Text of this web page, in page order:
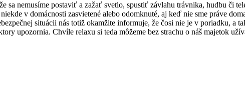
sa nemusíme postaviť a zažať svetlo, spustiť závlahu trávnika, hudbu či
v domácnosti zasvietené alebo odomknuté, aj keď nie sme práve
situácii nás totiž okamžite informuje, že čosi nie je v poriadku,
upozornia. Chvíle relaxu si teda môžeme bez strachu o náš majetok